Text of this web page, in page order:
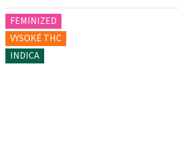
FEMINIZED
VYSOKÉ THC
INDICA